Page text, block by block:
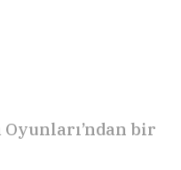
bir